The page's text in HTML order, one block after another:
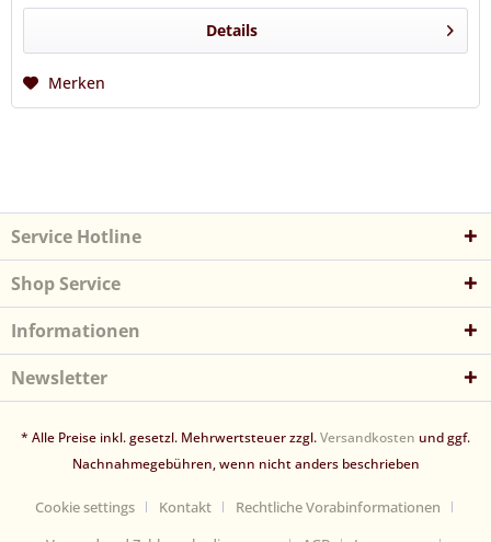
Details
Merken
Service Hotline
Shop Service
Informationen
Newsletter
* Alle Preise inkl. gesetzl. Mehrwertsteuer zzgl.Versandkosten und ggf.
Nachnahmegebühren, wenn nicht anders beschrieben
Cookie settings Kontakt
Rechtliche Vorabinformationen